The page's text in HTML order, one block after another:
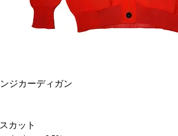
ジカーディガン
カット